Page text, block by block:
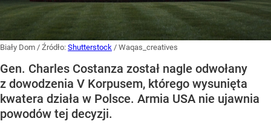
Biały Dom / Źródło: Shutterstock / Waqas_creatives
Gen. Charles Costanza został nagle odwołany
z dowodzenia V Korpusem, którego wysunięta
kwatera działa w Polsce. Armia USA nie ujawnia
powodów tej decyzji.